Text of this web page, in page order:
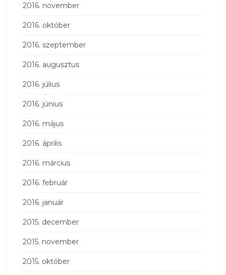
2016. november
2016. október
2016. szeptember
2016. augusztus
2016. július
2016. június
2016. május
2016. április
2016. március
2016. február
2016. január
2015. december
2015. november
2015. október